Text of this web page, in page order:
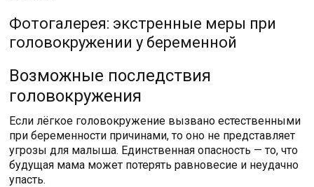
Фотогалерея: экстренные меры при
головокружении у беременной
Возможные последствия
головокружения
Если лёгкое головокружение вызвано естественными
при беременности причинами, то оно не представляет
угрозы для малыша. Единственная опасность — то, что
будущая мама может потерять равновесие и неудачно
упасть.